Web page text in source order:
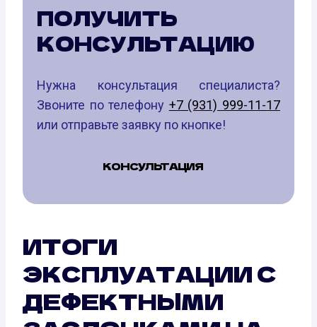
ПОЛУЧИТЬ
КОНСУЛЬТАЦИЮ
Нужна консультация специалиста?
Звоните по телефону +7 (931) 999-11-17
или отправьте заявку по кнопке!
КОНСУЛЬТАЦИЯ
ИТОГИ
ЭКСПЛУАТАЦИИ С
ДЕФЕКТНЫМИ